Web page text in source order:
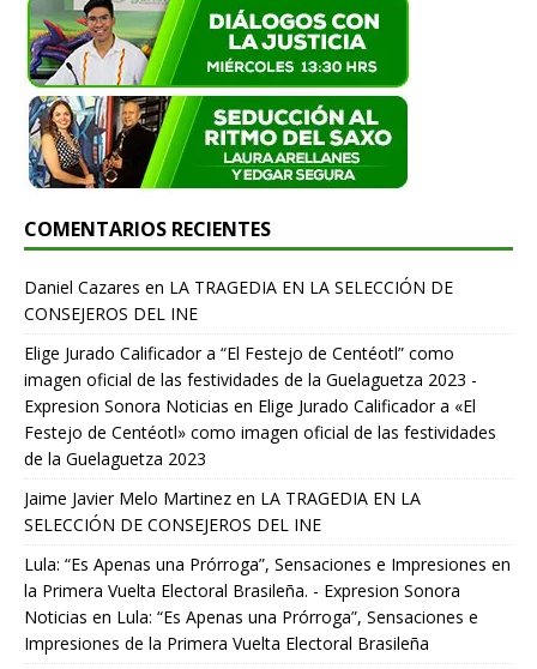
COMENTARIOS RECIENTES
Daniel Cazares en LA TRAGEDIA EN LA SELECCIÓN DE
CONSEJEROS DEL INE
Elige Jurado Calificador a “El Festejo de Centéotl” como
imagen oficial de las festividades de la Guelaguetza 2023 -
Expresion Sonora Noticias en Elige Jurado Calificador a «El
Festejo de Centéotl» como imagen oficial de las festividades
de la Guelaguetza 2023
Jaime Javier Melo Martinez en LA TRAGEDIA EN LA
SELECCIÓN DE CONSEJEROS DEL INE
Lula: “Es Apenas una Prórroga”, Sensaciones e Impresiones en
la Primera Vuelta Electoral Brasileña. - Expresion Sonora
Noticias en Lula: “Es Apenas una Prórroga”, Sensaciones e
Impresiones de la Primera Vuelta Electoral Brasileña